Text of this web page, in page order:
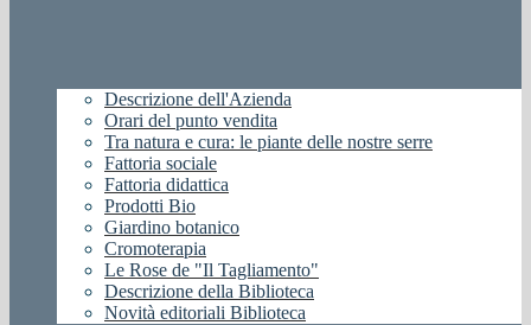
Descrizione dell'Azienda
Orari del punto vendita
Tra natura e cura: le piante delle nostre serre
Fattoria sociale
Fattoria didattica
Prodotti Bio
Giardino botanico
Cromoterapia
Le Rose de "Il Tagliamento"
Descrizione della Biblioteca
Novità editoriali Biblioteca